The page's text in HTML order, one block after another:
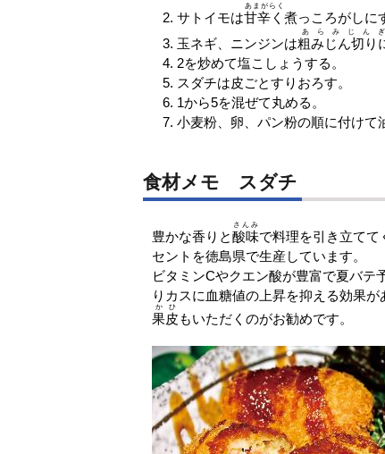
サトイモは甘辛く
あまがらく
煮っころがしに
玉ネギ、ニンジンは粗みじん切り
あらみじん
2を炒めて塩こしょうする。
スダチは皮ごとすりおろす。
1から5を混ぜて丸める。
小麦粉、卵、パン粉の順に付けて
食材メモ スダチ
豊かな香りと酸味
さんみ
で料理を引き立て
セントを徳島県で生産しています。
ビタミンCやクエン酸が豊富で夏バテ
りカスに血糖値の上昇を抑える効果
果皮
かひ
もいただくのがお勧めです。